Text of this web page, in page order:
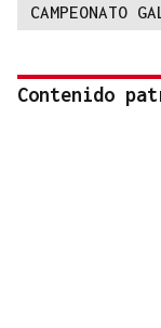
CAMPEONATO
Contenido